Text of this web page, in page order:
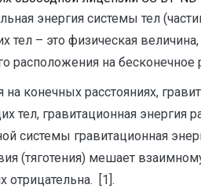
энергия системы тел
тел – это физическая
расположения на бесконечное
конечных расстояниях,
тел, гравитационная энергия
системы гравитационная
(тяготения) мешает
отрицательна. [1].